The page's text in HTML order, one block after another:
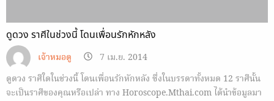
ดูดวง ราศีในช่วงนี้ โดนเพื่อนรักหักหลัง
เจ้าหมอดู
7 เม.ย. 2014
ดูดวง ราศีใดในช่วงนี้ โดนเพื่อนรักหักหลัง ซึ่งในบรรดาทั้งหมด 12 ราศีนั้น
จะเป็นราศีของคุณหรือเปล่า ทาง Horoscope.Mthai.com ได้นำข้อมูลมา